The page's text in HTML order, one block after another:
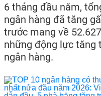
6 tháng đầu năm,
ngân hàng đã tăng
trước mang về
những động lực tăng
ngân hàng.